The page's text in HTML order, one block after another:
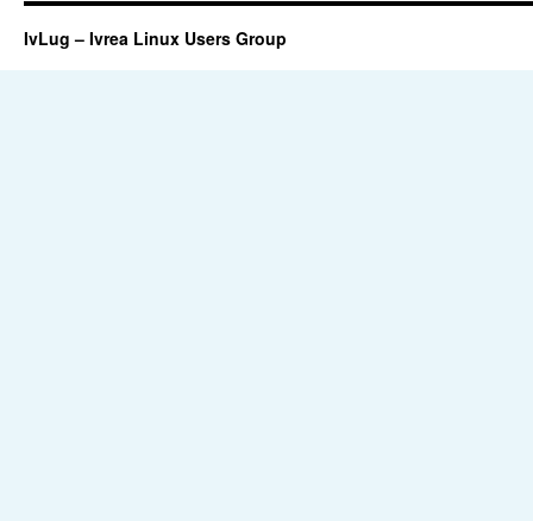
IvLug – Ivrea Linux Users Group